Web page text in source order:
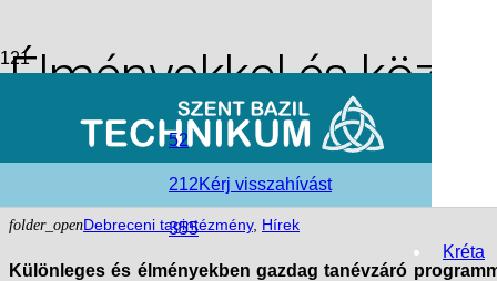
Kréta
52
212
355
Kérj visszahívást
Élményekkel és
debreceni Postakert
folder_openDebreceni tagintézmény, Hírek
Különleges és élményekben gazdag tanévzáró